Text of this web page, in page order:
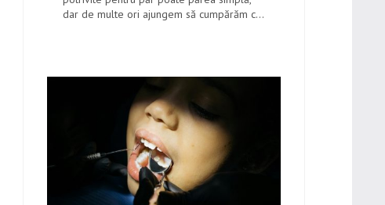
dar de multe ori ajungem să cumpărăm c...